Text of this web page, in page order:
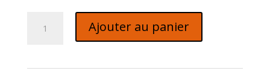
Ajouter au panier